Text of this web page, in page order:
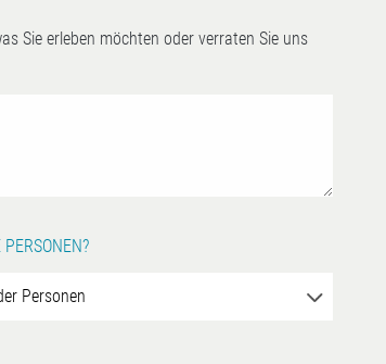
Sie erleben möchten oder verraten Sie uns